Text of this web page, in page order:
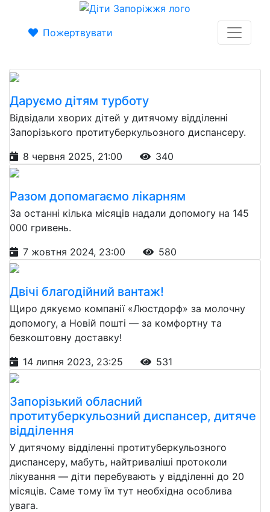
Пожертвувати
Даруємо дітям турботу
Відвідали хворих дітей у дитячому відділенні
Запорізького протитуберкульозного диспансеру.
8 червня 2025, 21:00
340
Разом допомагаємо лікарням
За останні кілька місяців надали допомогу на 145
000 гривень.
7 жовтня 2024, 23:00
580
Двічі благодійний вантаж!
Щиро дякуємо компанії «Люстдорф» за молочну
допомогу, а Новій пошті — за комфортну та
безкоштовну доставку!
14 липня 2023, 23:25
531
Запорізький обласний
протитуберкульозний диспансер, дитяче
відділення
У дитячому відділенні протитуберкульозного
диспансеру, мабуть, найтриваліші протоколи
лікування — діти перебувають у відділенні до 20
місяців. Саме тому їм тут необхідна особлива
увага.